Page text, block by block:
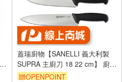
蓋瑞廚物【SANELLI 義大利製
SUPRA 主廚刀 18 22 cm】 廚房
刀 調理刀 廚刀 主廚刀 西式主廚
贈OPENPOINT